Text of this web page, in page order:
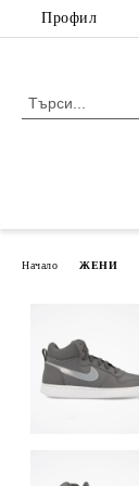
Профил
Начало ЖЕНИ